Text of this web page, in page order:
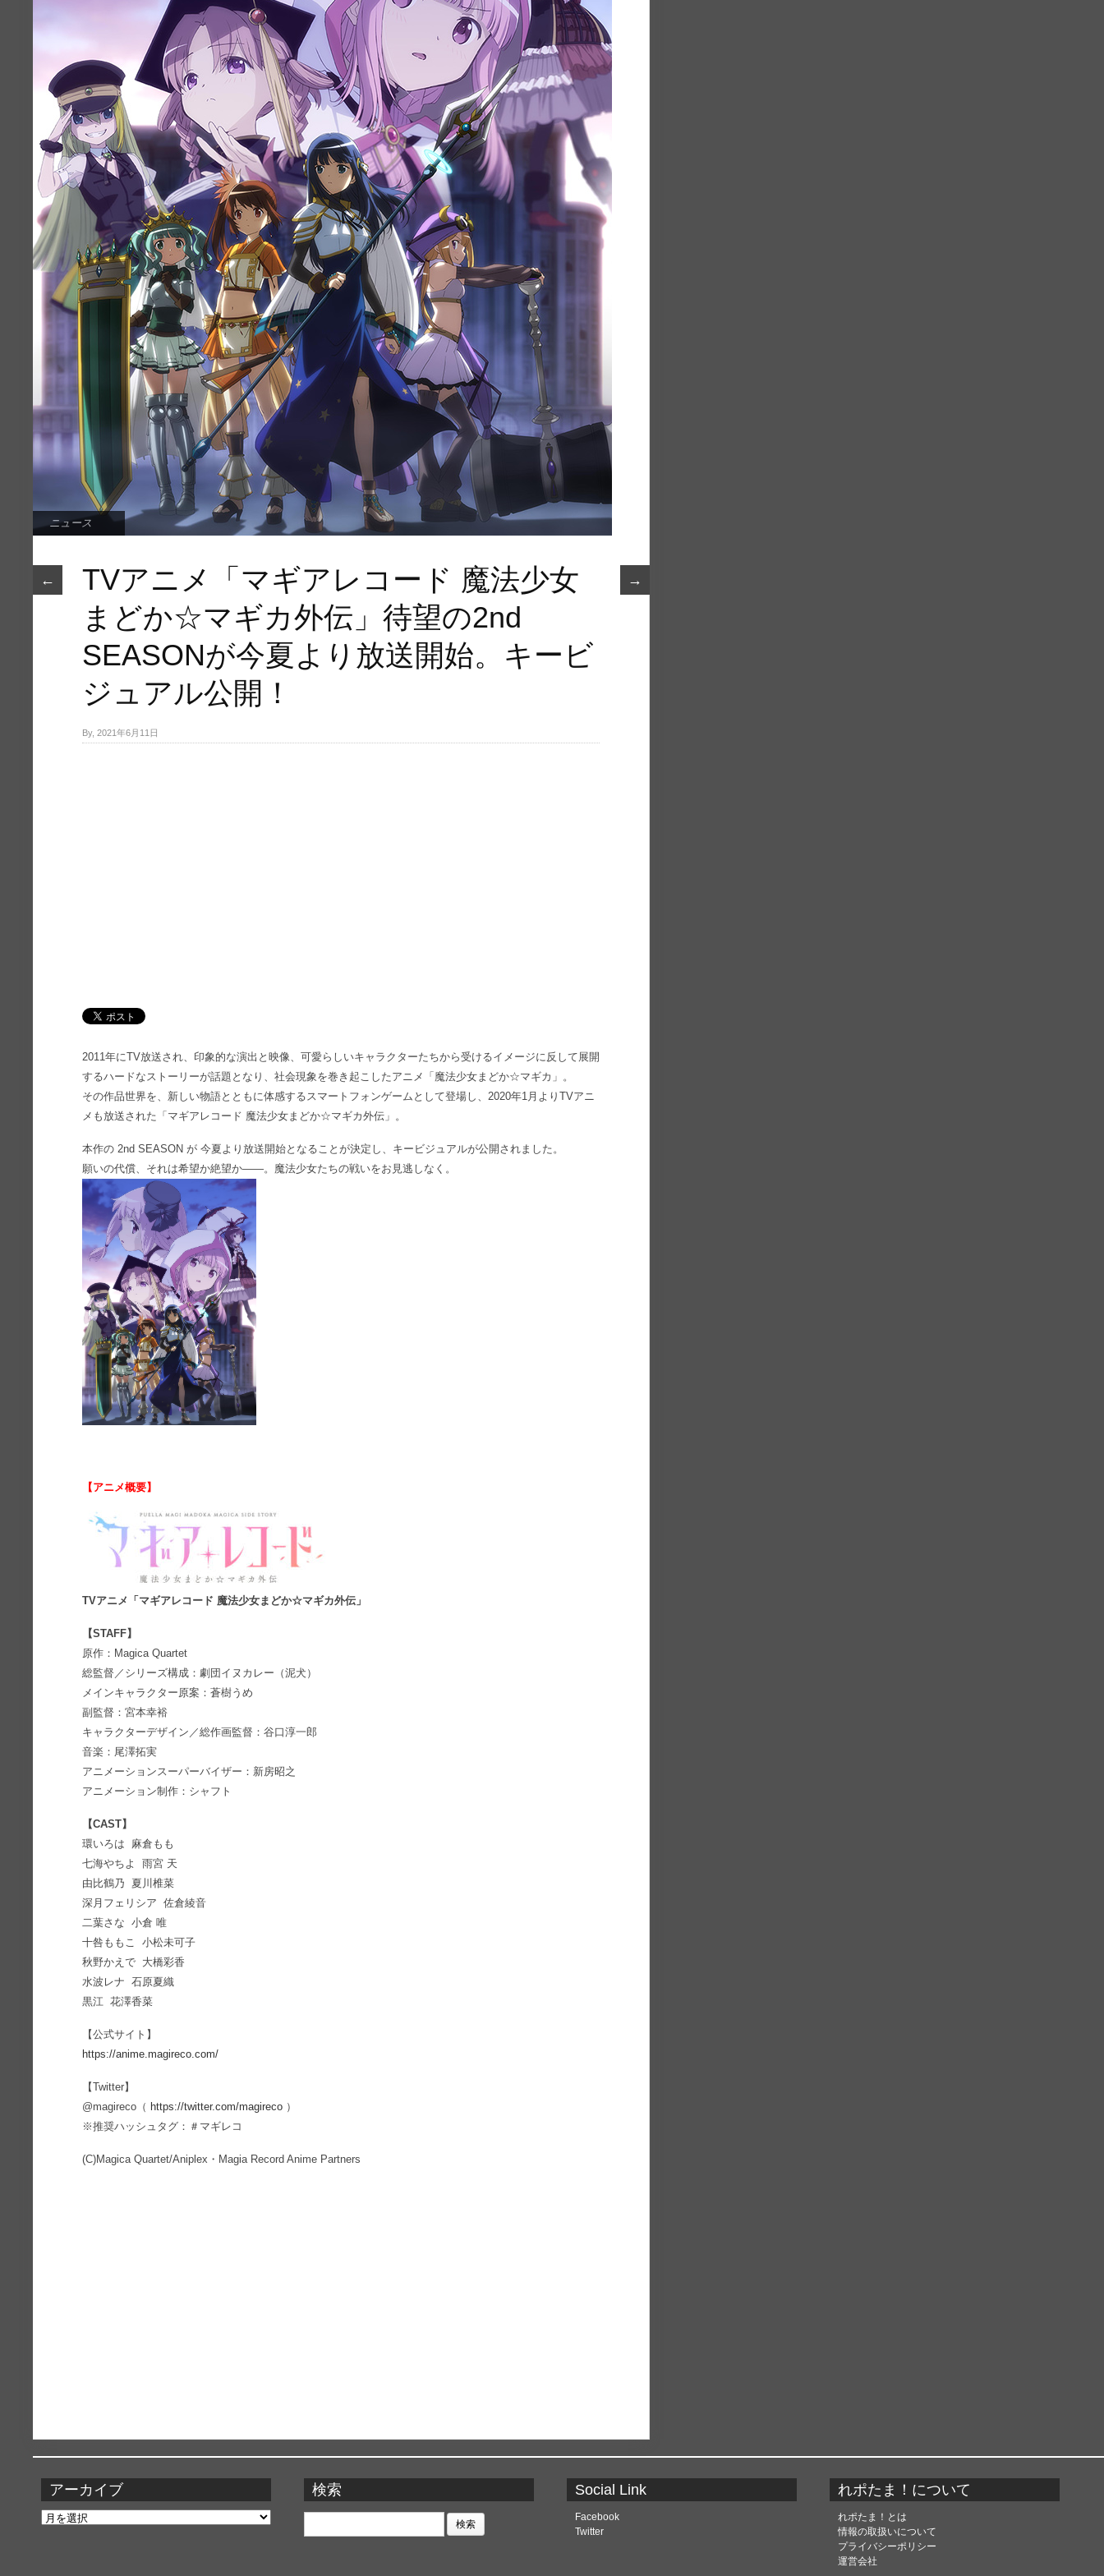
ニュース
← →
TVアニメ「マギアレコード 魔法少女
まどか☆マギカ外伝」待望の2nd
SEASONが今夏より放送開始。キービ
ジュアル公開！
By, 2021年6月11日
2011年にTV放送され、印象的な演出と映像、可愛らしいキャラクターたちから受けるイメージに反して展開
するハードなストーリーが話題となり、社会現象を巻き起こしたアニメ「魔法少女まどか☆マギカ」。
その作品世界を、新しい物語とともに体感するスマートフォンゲームとして登場し、2020年1月よりTVアニ
メも放送された「マギアレコード 魔法少女まどか☆マギカ外伝」。
本作の 2nd SEASON が 今夏より放送開始となることが決定し、キービジュアルが公開されました。
願いの代償、それは希望か絶望か――。魔法少女たちの戦いをお見逃しなく。
【アニメ概要】
TVアニメ「マギアレコード 魔法少女まどか☆マギカ外伝」
【STAFF】
原作：Magica Quartet
総監督／シリーズ構成：劇団イヌカレー（泥犬）
メインキャラクター原案：蒼樹うめ
副監督：宮本幸裕
キャラクターデザイン／総作画監督：谷口淳一郎
音楽：尾澤拓実
アニメーションスーパーバイザー：新房昭之
アニメーション制作：シャフト
【CAST】
環いろは 麻倉もも
七海やちよ 雨宮 天
由比鶴乃 夏川椎菜
深月フェリシア 佐倉綾音
二葉さな 小倉 唯
十咎ももこ 小松未可子
秋野かえで 大橋彩香
水波レナ 石原夏織
黒江 花澤香菜
【公式サイト】
https://anime.magireco.com/
【Twitter】
@magireco（ https://twitter.com/magireco ）
※推奨ハッシュタグ：＃マギレコ
(C)Magica Quartet/Aniplex・Magia Record Anime Partners
アーカイブ
ア
検索
検
Social Link
Facebook
Twitter
れポたま！について
れポたま！とは
情報の取扱いについて
プライバシーポリシー
運営会社